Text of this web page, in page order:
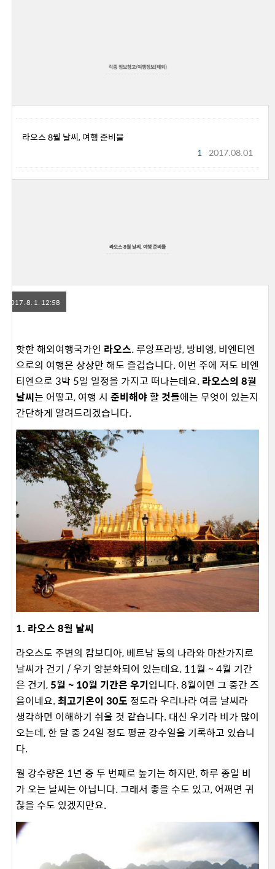
각종 정보창고/여행정보(해외)
라오스 8월 날씨, 여행 준비물
2017.08.01
1
라오스 8월 날씨, 여행 준비물
2017. 8. 1. 12:58
핫한 해외여행국가인 라오스. 루앙프라방, 방비엥, 비엔티엔
으로의 여행은 상상만 해도 즐겁습니다. 이번 주에 저도 비엔
티엔으로 3박 5일 일정을 가지고 떠나는데요. 라오스의 8월
날씨는 어떻고, 여행 시 준비해야 할 것들에는 무엇이 있는지
간단하게 알려드리겠습니다.
1. 라오스 8월 날씨
라오스도 주변의 캄보디아, 베트남 등의 나라와 마찬가지로
날씨가 건기 / 우기 양분화되어 있는데요. 11월 ~ 4월 기간
은 건기, 5월 ~ 10월 기간은 우기입니다. 8월이면 그 중간 즈
음이네요.최고기온이 30도 정도라 우리나라 여름 날씨라
생각하면 이해하기 쉬울 것 같습니다. 대신 우기라 비가 많이
오는데, 한 달 중 24일 정도 평균 강수일을 기록하고 있습니
다.
월 강수량은 1년 중 두 번째로 높기는 하지만, 하루 종일 비
가 오는 날씨는 아닙니다. 그래서 좋을 수도 있고, 어쩌면 귀
찮을 수도 있겠지만요.